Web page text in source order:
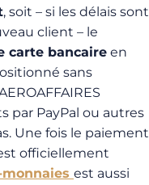
, soit – si les délais sont
client – le
carte bancaire en
sans
par PayPal ou autres
Une fois le paiement
officiellement
est aussi